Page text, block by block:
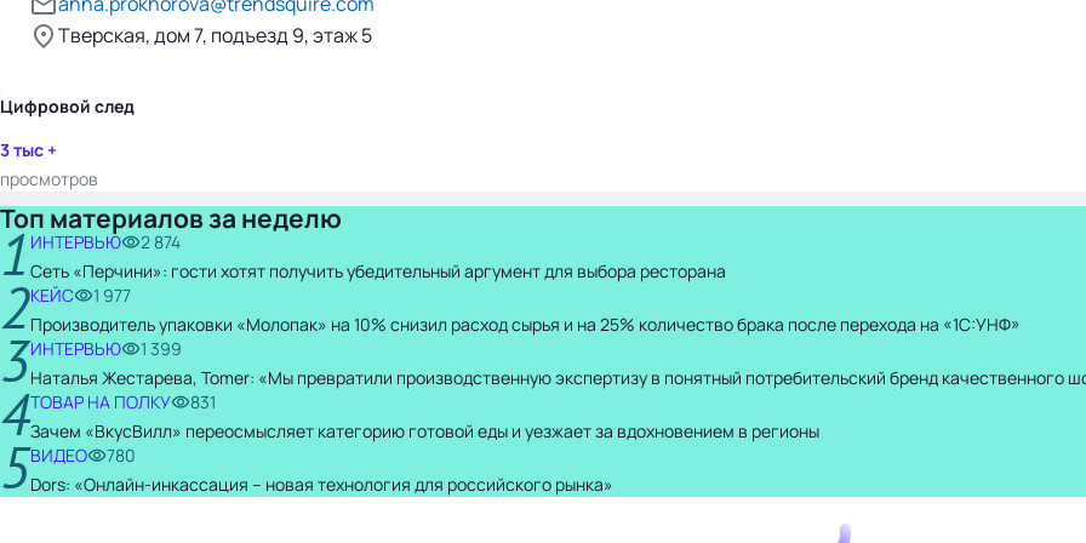
Тверская, дом 7, подъезд 9, этаж 5
Цифровой след
3 тыс +
просмотров
Топ материалов за неделю
1 ИНТЕРВЬЮ
2 874
Сеть «Перчини»: гости хотят получить убедительный аргумент для выбора ресторана
2КЕЙС
1 977
Производитель упаковки «Молопак» на 10% снизил расход сырья и на 25% количество брака после перехода на «1С:УНФ»
3ИНТЕРВЬЮ
1 399
Наталья Жестарева, Tomer: «Мы превратили производственную экспертизу в понятный потребительский бренд качественного
4ТОВАР НА ПОЛКУ
831
Зачем «ВкусВилл» переосмысляет категорию готовой еды и уезжает за вдохновением в регионы
5ВИДЕО
780
Dors: «Онлайн-инкассация – новая технология для российского рынка»